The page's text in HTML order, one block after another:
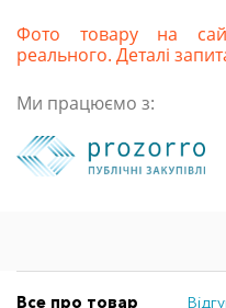
Фото товару на
реального. Деталі
Ми працюємо з:
Все про товар